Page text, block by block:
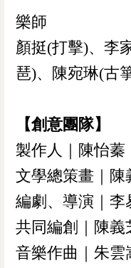
樂師
顏挺(打擊)、李
琶)、陳宛琳(古
【創意團隊】
製作人｜陳怡蓁
文學總策畫｜陳
編劇、導演｜李
共同編創｜陳義
音樂作曲｜朱雲